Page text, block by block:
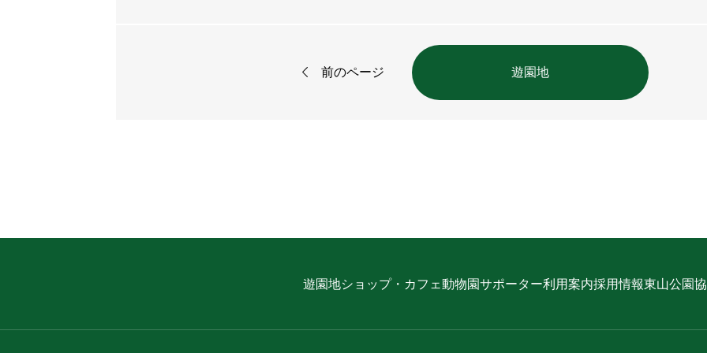
 前のページ 遊園地
遊園地ショップ・カフェ動物園サポーター利用案内採用情報東山公園